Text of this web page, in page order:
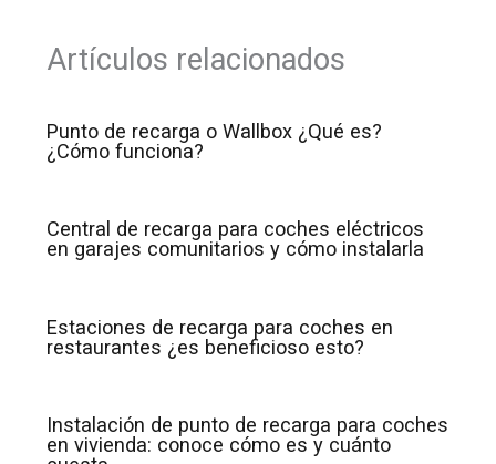
Artículos relacionados
Punto de recarga o Wallbox ¿Qué es?
¿Cómo funciona?
Central de recarga para coches eléctricos
en garajes comunitarios y cómo instalarla
Estaciones de recarga para coches en
restaurantes ¿es beneficioso esto?
Instalación de punto de recarga para coches
en vivienda: conoce cómo es y cuánto